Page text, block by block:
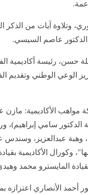
وتلاوة آيات من الذكر
عاصم السيسي.
حسن، رئيسة أكاديمية
الوعي الوطني وتقديم
مواهب الأكاديمية: مازن
الدكتور سامي إبراهيم)،
عبدالعزيز، وسندس
وكورال الأكاديمية
المايسترو محمد
أحمد الأنصاري